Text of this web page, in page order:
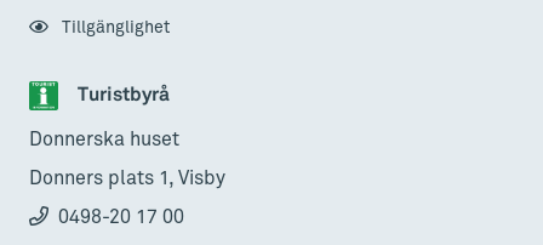
Turistbyrå
Donnerska huset
Donners plats 1, Visby
0498-20 17 00
Tillgänglighet